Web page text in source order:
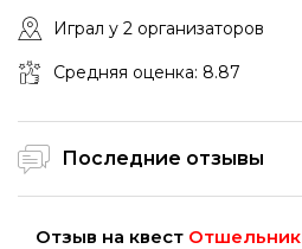
Играл у 2 организаторов
Средняя оценка: 8.87
Последние отзывы
Отзыв на квест Отшельник